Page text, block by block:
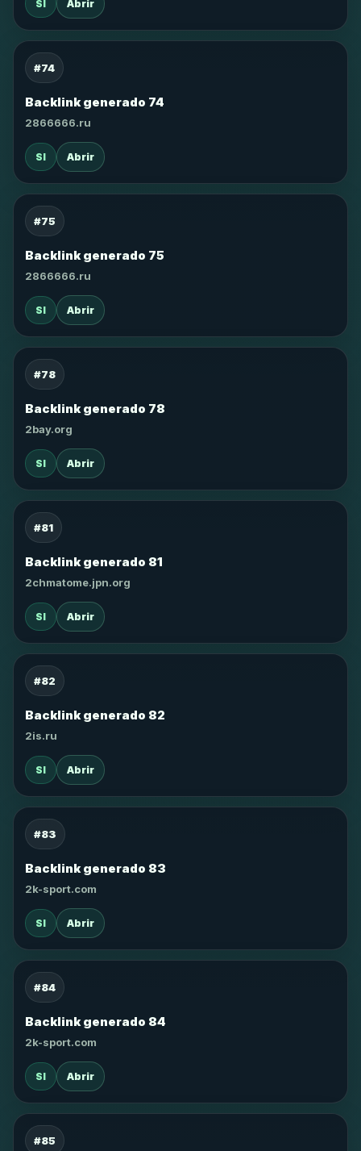
SI Abrir
#74
Backlink generado 74
2866666.ru
SI Abrir
#75
Backlink generado 75
2866666.ru
SI Abrir
#78
Backlink generado 78
2bay.org
SI Abrir
#81
Backlink generado 81
2chmatome.jpn.org
SI Abrir
#82
Backlink generado 82
2is.ru
SI Abrir
#83
Backlink generado 83
2k-sport.com
SI Abrir
#84
Backlink generado 84
2k-sport.com
SI Abrir
#85